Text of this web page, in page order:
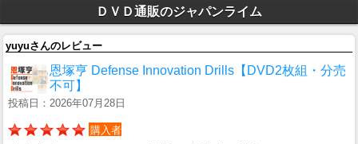
ＤＶＤ通販のジャパンライム
yuyuさんのレビュー
恩塚亨 Defense Innovation Drills【DVD2枚組・分売
不可】
投稿日：2026年07月28日
購入者